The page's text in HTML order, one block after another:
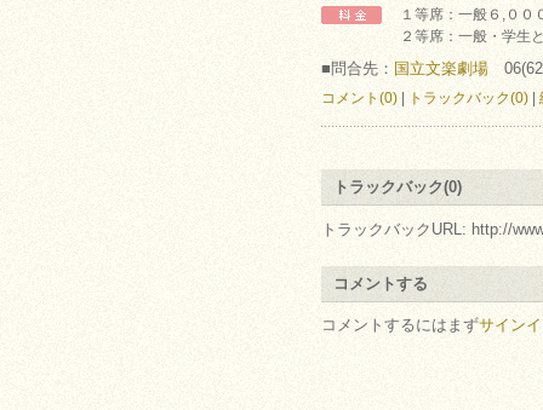
１等席：一般６,００
２等席：一般・学生
■問合先： 国立文楽劇場
コメント(0) トラックバック(0)
トラックバック(0)
トラックバックURL: http://
コメントする
コメントするにはまずサイン